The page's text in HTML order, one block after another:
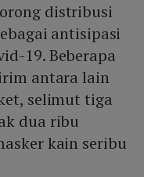
distribusi
antisipasi
19. Beberapa
antara lain
selimut tiga
dua ribu
kain seribu